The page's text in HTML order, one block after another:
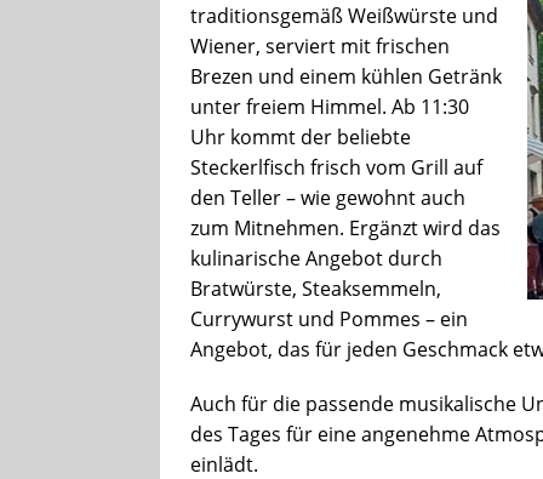
traditionsgemäß Weißwürste und
Wiener, serviert mit frischen
Brezen und einem kühlen Getränk
unter freiem Himmel. Ab 11:30
Uhr kommt der beliebte
Steckerlfisch frisch vom Grill auf
den Teller – wie gewohnt auch
zum Mitnehmen. Ergänzt wird das
kulinarische Angebot durch
Bratwürste, Steaksemmeln,
Currywurst und Pommes – ein
Angebot, das für jeden Geschmack
Auch für die passende musikalische
des Tages für eine angenehme
einlädt.